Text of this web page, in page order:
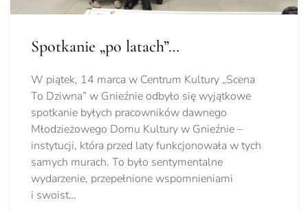
Spotkanie „po latach”…
W piątek, 14 marca w Centrum Kultury „Scena
To Dziwna” w Gnieźnie odbyło się wyjątkowe
spotkanie byłych pracowników dawnego
Młodzieżowego Domu Kultury w Gnieźnie –
instytucji, która przed laty funkcjonowała w tych
samych murach. To było sentymentalne
wydarzenie, przepełnione wspomnieniami
i swoist…